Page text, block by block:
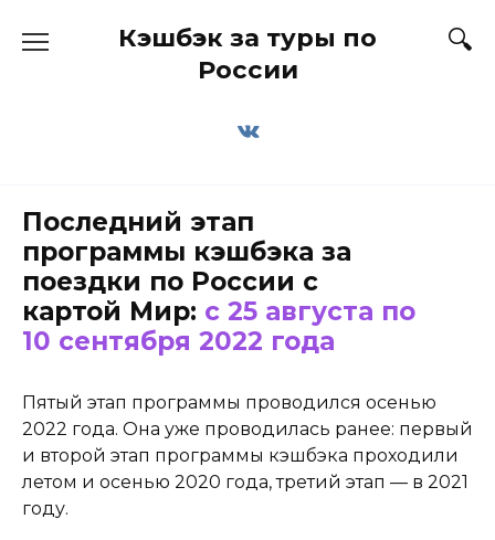
Кэшбэк за туры по
России
Последний этап
программы кэшбэка за
поездки по России с
картой Мир: с 25 августа по
10 сентября 2022 года
Пятый этап программы проводился осенью
2022 года. Она уже проводилась ранее: первый
и второй этап программы кэшбэка проходили
летом и осенью 2020 года, третий этап — в 2021
году.